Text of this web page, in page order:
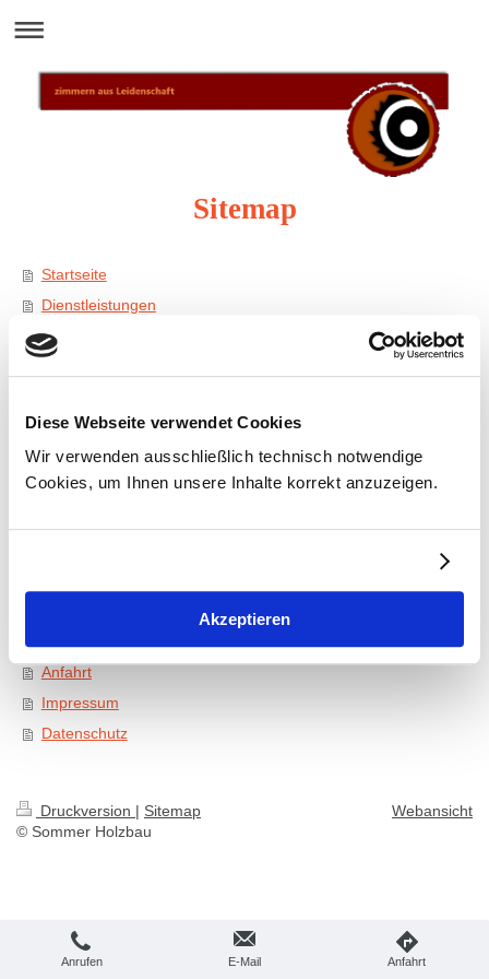
Diese Webseite verwendet Cookies
Wir verwenden ausschließlich technisch notwendige
Cookies, um Ihnen unsere Inhalte korrekt anzuzeigen.
Akzeptieren
Sitemap
Startseite
Dienstleistungen
Dachfenster
Holzterassen & Balkone
Fassadenbau
Anfahrt
Impressum
Datenschutz
Druckversion | Sitemap
© Sommer Holzbau
Webansicht
Anrufen E-Mail Anfahrt